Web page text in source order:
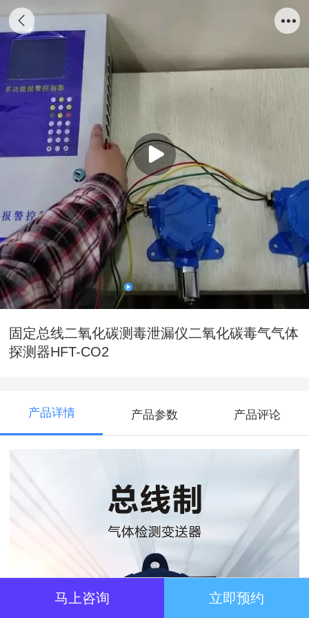
固定总线二氧化碳测毒泄漏仪二氧化碳毒气气体
探测器HFT-CO2
产品详情 产品参数 产品评论
马上咨询 立即预约